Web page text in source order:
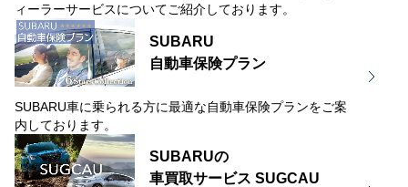
ィーラーサービスについてご紹介しております。
SUBARU
自動車保険プラン
SUBARU車に乗られる方に最適な自動車保険プランをご案
内しております。
SUBARUの
車買取サービス SUGCAU